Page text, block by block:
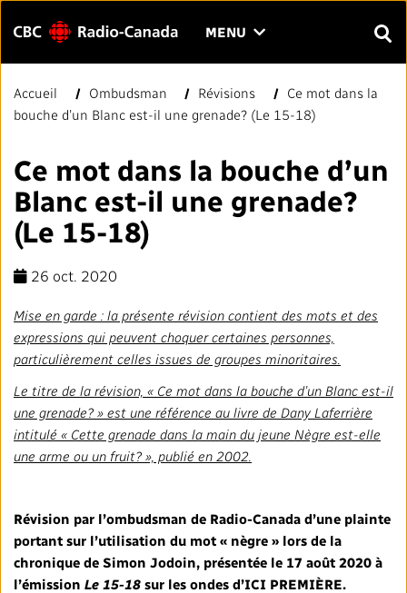
Menu MENU CLIQUER
LE
MENU
Entrer
le
à
rechercher.
Rechercher
PAGE D'ACCUEIL
LIENS RAPIDES
Répertoire des médias locaux
#CestAssez
Rapports annuels
Salle de presse
Notre valeur
À propos de nous
Blogue
L'importance de la radiodiffusion publique
VISION
Mandat
Stratégie
Leadership
TRANSPARENCE ET ENGAGEMENT
Finances
Affaires réglementaires
Équité, diversité et inclusion
SERVICES
Nos services et plateformes
Nos services commerciaux
TRAVAILLER AVEC NOUS
Emplois
RADIO-CANADA CBC STRATÉGIE
Accueil Ombudsman Révisions
Ce mot dans la
bouche d’un Blanc est-il une grenade? (Le 15-18)
Ce mot dans la bouche d’un
Blanc est-il une grenade?
(Le 15-18)
26 oct. 2020
Mise en garde : la présente révision contient des mots et des
expressions qui peuvent choquer certaines personnes,
particulièrement celles issues de groupes minoritaires.
Le titre de la révision, « Ce mot dans la bouche d’un Blanc est-il
une grenade? » est une référence au livre de Dany Laferrière
intitulé « Cette grenade dans la main du jeune Nègre est-elle
une arme ou un fruit? », publié en 2002.
Révision par l’ombudsman de Radio-Canada d’une plainte
portant sur l’utilisation du mot « nègre » lors de la
chronique de Simon Jodoin, présentée le 17 août 2020 à
l’émission Le 15-18 sur les ondes d’ICI PREMIÈRE.